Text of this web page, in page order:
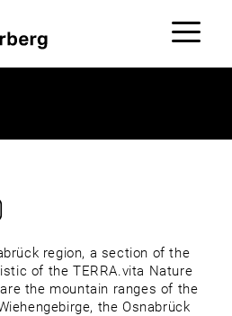
region, a section of the
of the TERRA.vita Nature
the mountain ranges of the
the Osnabrück